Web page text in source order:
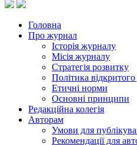
Головна
Про журнал
Історія журналу
Місія журналу
Стратегія розвитку
Політика
Етичні норми
Основні принципи
Редакційна колегія
Авторам
Умови для
Рекомендації для